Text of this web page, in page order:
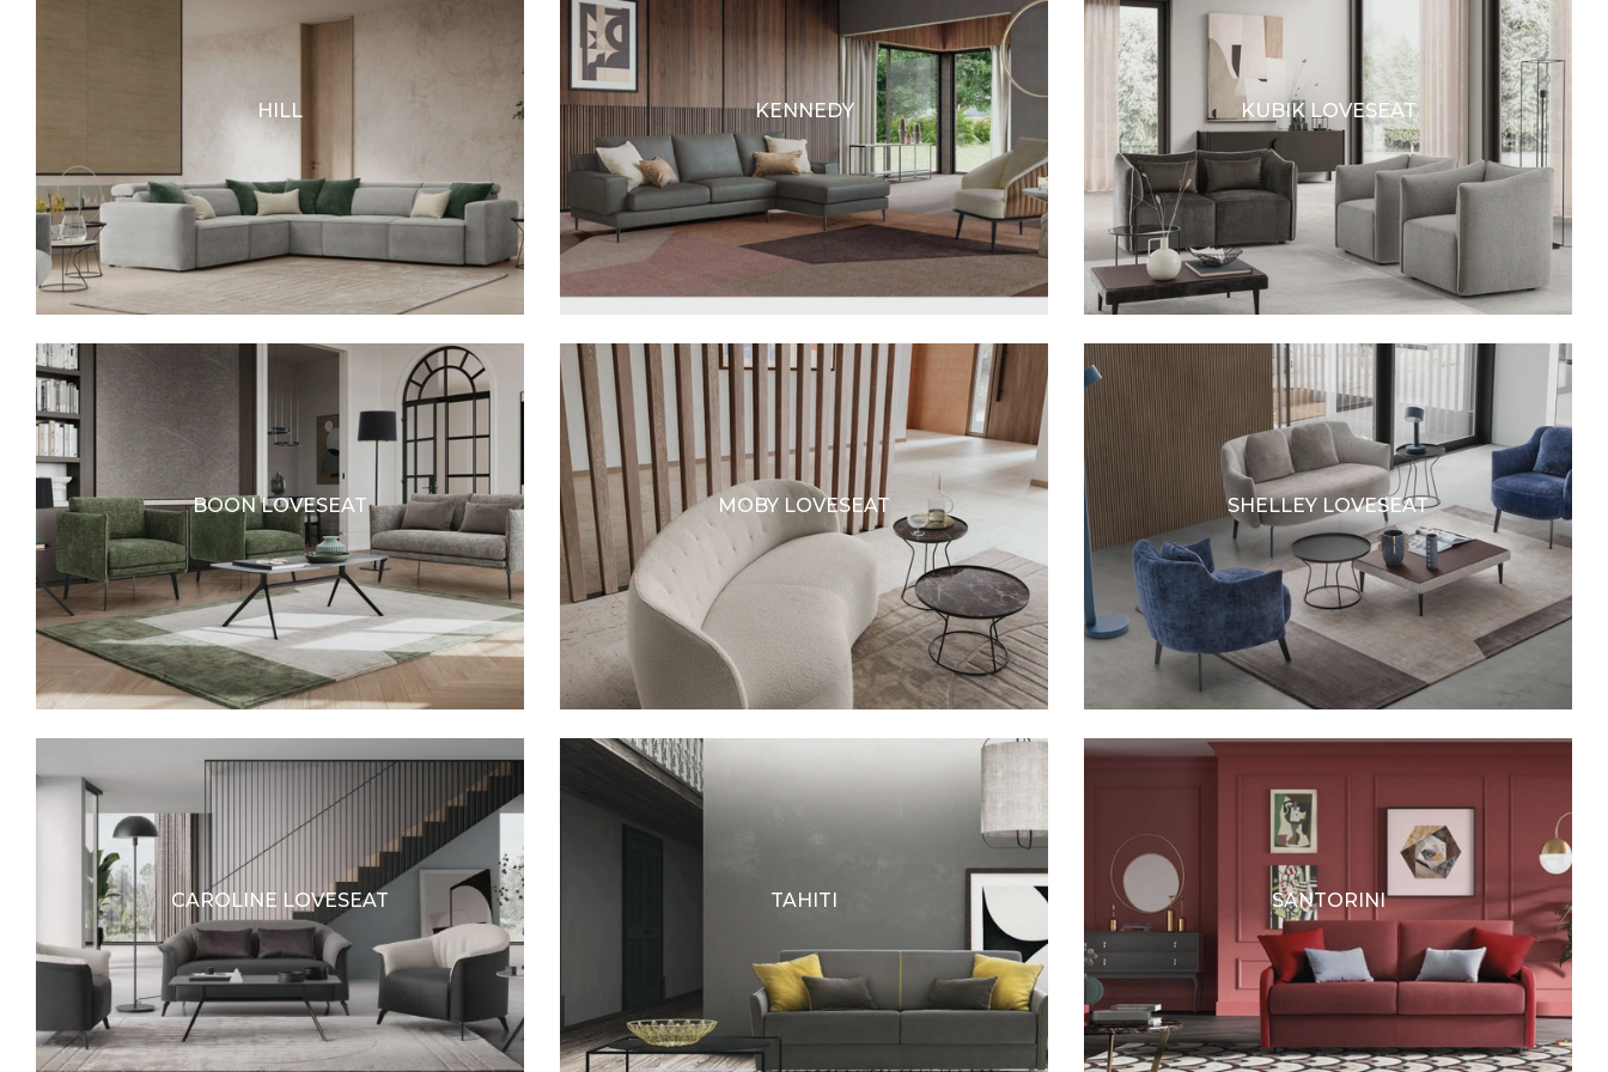
HILL KENNEDY KUBIK LOVESEAT
BOON LOVESEAT MOBY LOVESEAT SHELLEY LOVESEAT
CAROLINE LOVESEAT TAHITI SANTORINI